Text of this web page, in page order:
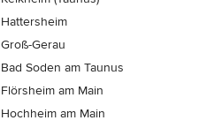
Hattersheim
Groß-Gerau
Bad Soden am Taunus
Flörsheim am Main
Hochheim am Main